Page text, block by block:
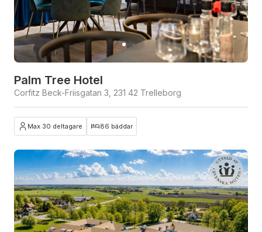
Palm Tree Hotel
Corfitz Beck-Friisgatan 3, 231 42 Trelleborg
Max 30 deltagare 86 bäddar